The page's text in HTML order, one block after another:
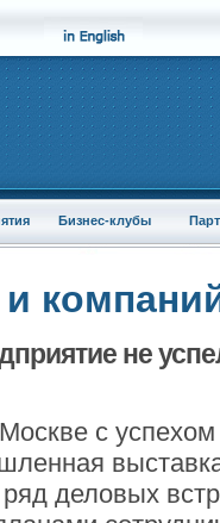
Бизнес-клубы
не
с
деловых